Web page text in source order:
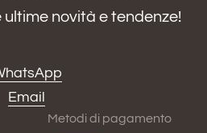
ultime novità e tendenze!
Email
Metodi di pagamento